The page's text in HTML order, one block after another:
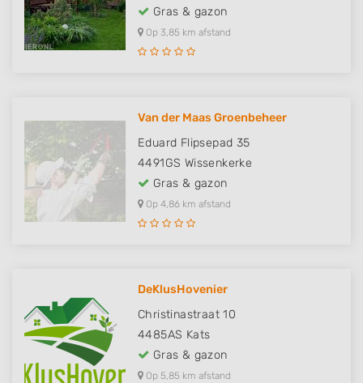
Gras & gazon
Op 3,85 km afstand
Van der Maas Groenbeheer
Eduard Flipsepad 35
4491GS Wissenkerke
Gras & gazon
Op 4,86 km afstand
DeKlusHovenier
Christinastraat 10
4485AS Kats
Gras & gazon
Op 5,85 km afstand